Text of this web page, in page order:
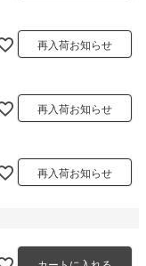
再入荷お知らせ
再入荷お知らせ
再入荷お知らせ